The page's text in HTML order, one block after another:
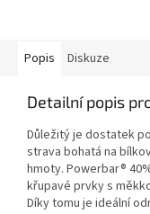
Popis Diskuze
Detailní popis
Důležitý je dostatek
strava bohatá na
hmoty. Powerbar®
křupavé prvky s
Díky tomu je ideální